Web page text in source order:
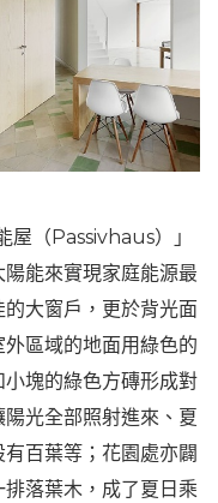
（Passivhaus）」
能來實現家庭能源最
大窗戶，更於背光面
區域的地面用綠色的
塊的綠色方磚形成對
光全部照射進來、夏
百葉等；花園處亦闢
落葉木，成了夏日乘